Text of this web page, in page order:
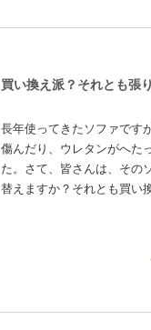
買い換え派？それとも張
長年使ってきたソファです
傷んだり、ウレタンがへた
た。さて、皆さんは、その
替えますか？それとも買い